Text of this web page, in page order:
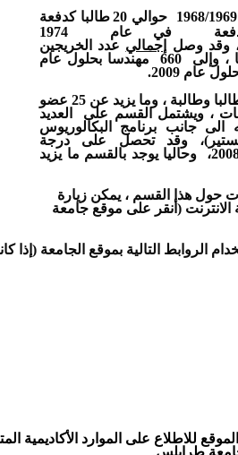
طالبا كدفعة
أولى ، وتخرجت أول دفعة في عام 1974
إجمالي عدد الخريجين
في عام 1991 الى 260 مهندسا ، وإلى 660 مهندسا بحلول عام
ويضم القسم حاليا أكثر من 350 طالبا وطالبة ، وما يزيد عن 25 عضو
، ويشتمل القسم على العديد
جانب برنامج البكالوريوس
وقد تحصل على درجة
الماجستير 36 خريجا بحلول عام 2008، وحاليا يوجد بالقسم ما يزيد
حول هذا القسم ، يمكن زيارة
(أنقر على موقع جامعة
الروابط التالية بموقع الجامعة (إذا
للاطلاع على الموارد الأكاديمية